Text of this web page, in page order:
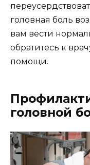
головная боль
вам вести
обратитесь к
помощи.
головной